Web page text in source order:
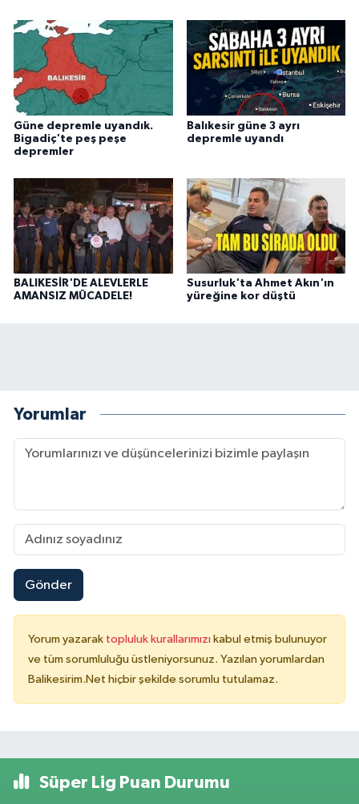
Güne depremle uyandık.
Bigadiç'te peş peşe
depremler
Balıkesir güne 3 ayrı
depremle uyandı
BALIKESİR'DE ALEVLERLE
AMANSIZ MÜCADELE!
Susurluk'ta Ahmet Akın'ın
yüreğine kor düştü
Yorumlar
Gönder
Yorum yazarak topluluk kurallarımızı kabul etmiş bulunuyor
ve tüm sorumluluğu üstleniyorsunuz. Yazılan yorumlardan
Balikesirim.Net hiçbir şekilde sorumlu tutulamaz.
Süper Lig Puan Durumu